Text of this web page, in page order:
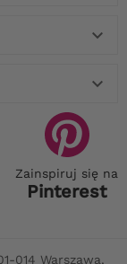


Zainspiruj się na
Pinterest
014 Warszawa,